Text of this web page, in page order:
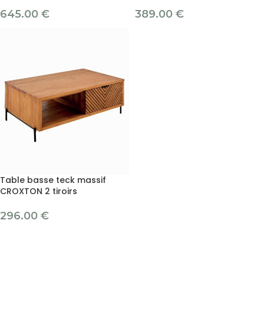
645.00 € 389.00 €
Table basse teck massif
CROXTON 2 tiroirs
296.00 €